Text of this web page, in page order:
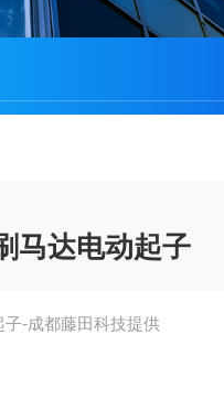
马达电动起子
-成都藤田科技提供